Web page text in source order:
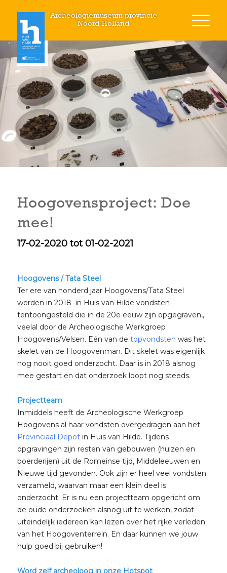
Archeologiemuseum provincie
Noord-Holland
Hoogovensproject: Doe
mee!
17-02-2020 tot 01-02-2021
Hoogovens / Tata Steel
Ter ere van honderd jaar Hoogovens/Tata Steel
werden in 2018 in Huis van Hilde vondsten
tentoongesteld die in de 20e eeuw zijn opgegraven,,
veelal door de Archeologische Werkgroep
Hoogovens/Velsen. Eén van de topvondsten was het
skelet van de Hoogovenman. Dit skelet was eigenlijk
nog nooit goed onderzocht. Daar is in 2018 alsnog
mee gestart en dat onderzoek loopt nog steeds.
Projectteam
Inmiddels heeft de Archeologische Werkgroep
Hoogovens al haar vondsten overgedragen aan het
Provinciaal Depotin Huis van Hilde. Tijdens
opgravingen zijn resten van gebouwen (huizen en
boerderijen) uit de Romeinse tijd, Middeleeuwen en
Nieuwe tijd gevonden. Ook zijn er heel veel vondsten
verzameld, waarvan maar een klein deel is
onderzocht. Er is nu een projectteam opgericht om
de oude onderzoeken alsnog uit te werken, zodat
uiteindelijk iedereen kan lezen over het rijke verleden
van het Hoogoventerrein. En daar kunnen we jouw
hulp goed bij gebruiken!
Word zelf archeoloog in onze Hotspot